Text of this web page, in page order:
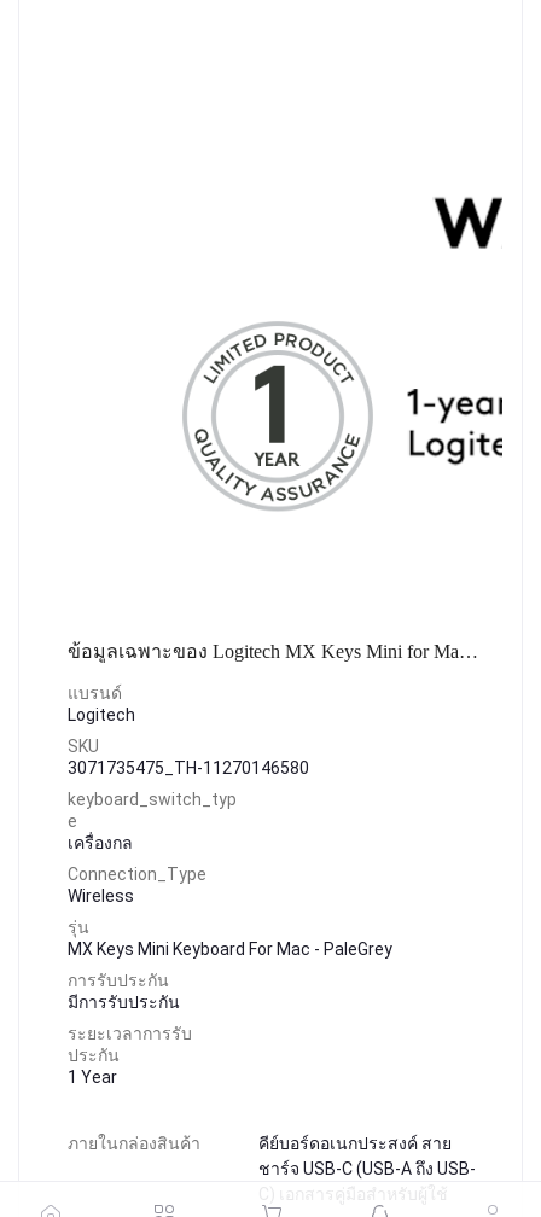
ข้อมูลเฉพาะของ Logitech MX Keys Mini for Mac Wireless Keyboard Bluetooth USB (คีย์บอร์ดไร้สาย บลูทูธ USB ไซส์มินิพร้อมปุ่มอัจฉริยะสำหรับ MAC โดยเฉพาะ)
แบรนด์
Logitech
SKU
3071735475_TH-11270146580
keyboard_switch_typ
e
เครื่องกล
Connection_Type
Wireless
รุ่น
MX Keys Mini Keyboard For Mac - PaleGrey
การรับประกัน
มีการรับประกัน
ระยะเวลาการรับ
ประกัน
1 Year
ภายในกล่องสินค้า
คีย์บอร์ดอเนกประสงค์ สาย
ชาร์จ USB-C (USB-A ถึง USB-